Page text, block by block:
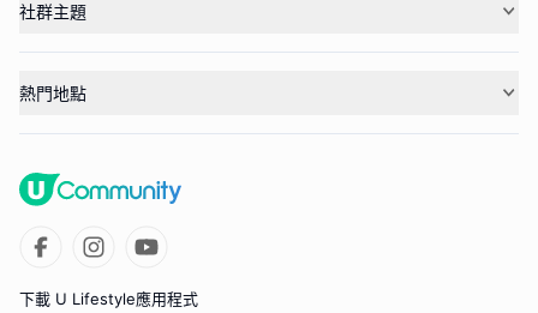
社群主題
熱門地點
下載 U Lifestyle應用程式